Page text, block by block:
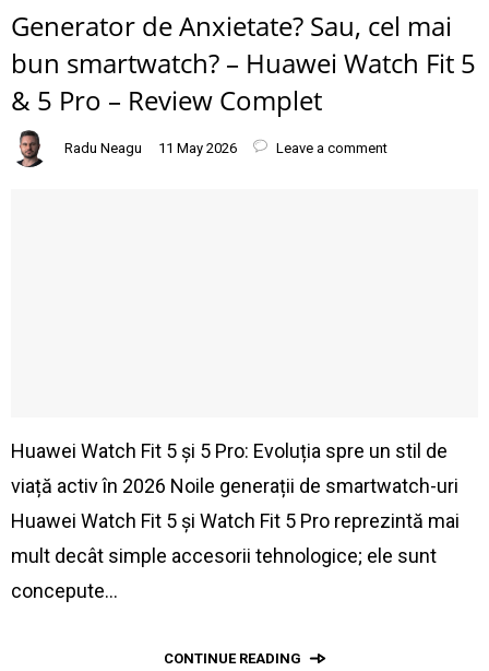
Generator de Anxietate? Sau, cel mai
bun smartwatch? – Huawei Watch Fit 5
& 5 Pro – Review Complet
Radu Neagu 11 May 2026 Leave a comment
Huawei Watch Fit 5 și 5 Pro: Evoluția spre un stil de
viață activ în 2026 Noile generații de smartwatch-uri
Huawei Watch Fit 5 și Watch Fit 5 Pro reprezintă mai
mult decât simple accesorii tehnologice; ele sunt
concepute…
CONTINUE READING